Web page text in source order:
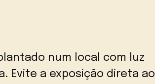
num local com luz
Evite a exposição direta ao